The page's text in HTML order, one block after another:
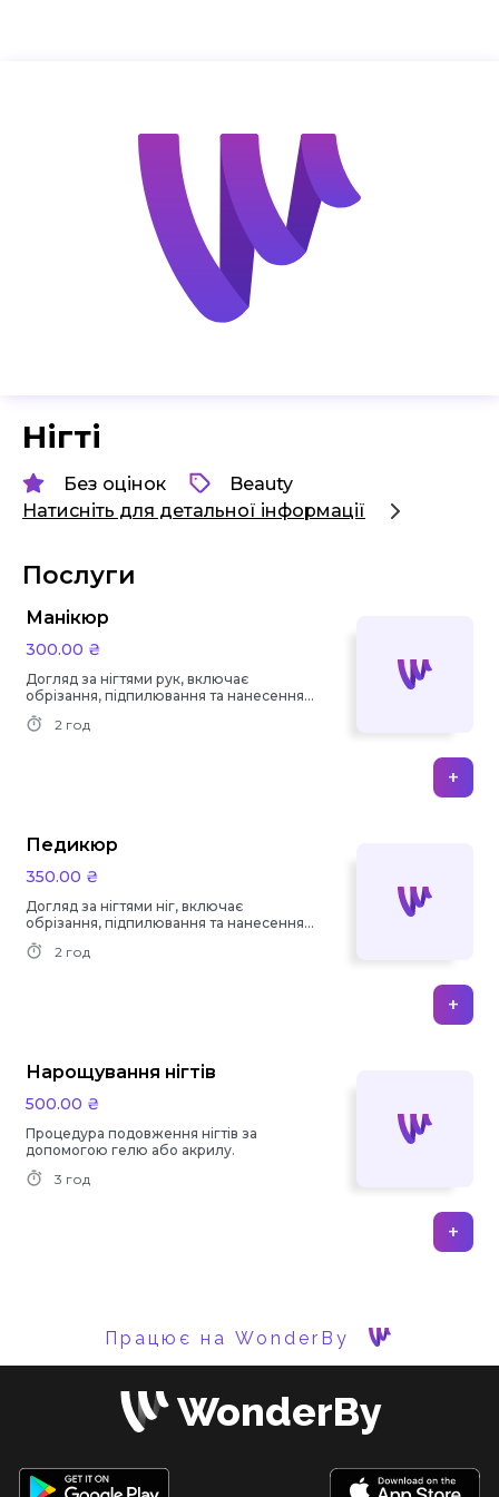
Нігті
Без оцінок
Beauty
Натисніть для детальної інформації
Послуги
Манікюр
300.00 ₴
Догляд за нігтями рук, включає
обрізання, підпилювання та нанесення
лаку.
2 год
+
Педикюр
350.00 ₴
Догляд за нігтями ніг, включає
обрізання, підпилювання та нанесення
лаку.
2 год
+
Нарощування нігтів
500.00 ₴
Процедура подовження нігтів за
допомогою гелю або акрилу.
3 год
+
Працює на WonderBy
WonderBy